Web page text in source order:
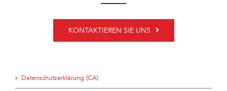
KONTAKTIEREN SIE UNS
Datenschutzerklärung (CA)